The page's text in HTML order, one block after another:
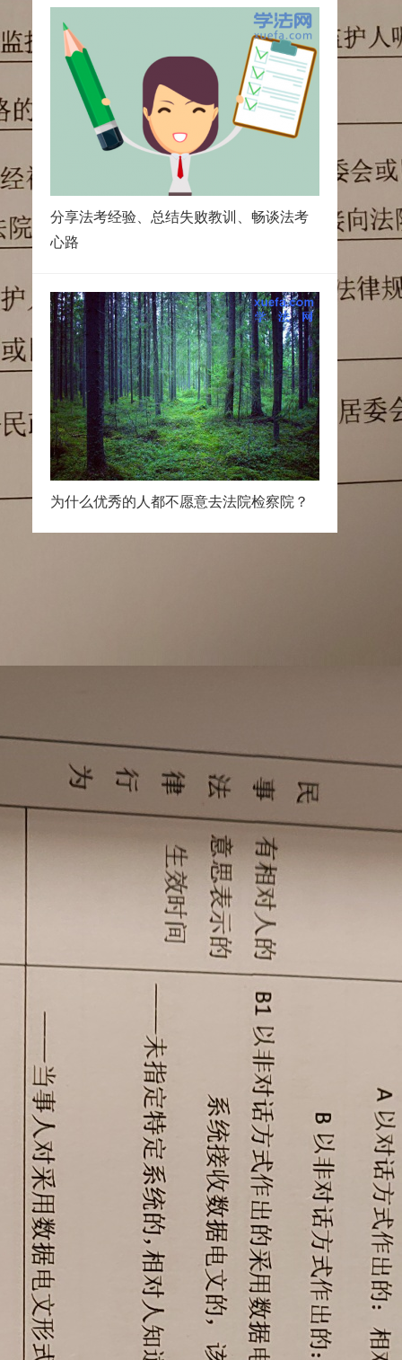
分享法考经验、总结失败教训、畅谈法考
心路
为什么优秀的人都不愿意去法院检察院？